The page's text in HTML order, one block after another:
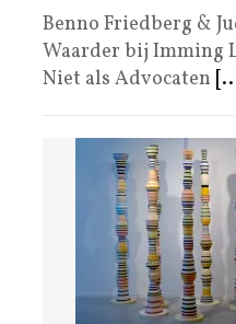
Benno Friedberg &
Waarder bij Imming
Niet als Advocaten